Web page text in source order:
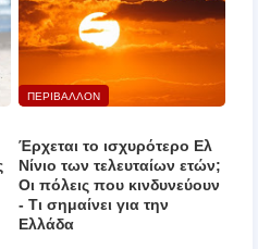
ΠΕΡΙΒΑΛΛΟΝ
Έρχεται το ισχυρότερο Ελ
Νίνιο των τελευταίων ετών;
Οι πόλεις που κινδυνεύουν
‑ Τι σημαίνει για την
Ελλάδα